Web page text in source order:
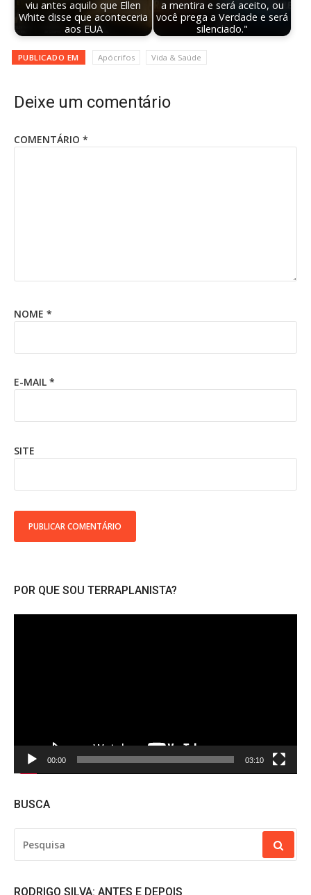
viu antes aquilo que Ellen
White disse que aconteceria
aos EUA
a mentira e será aceito, ou
você prega a Verdade e será
silenciado."
PUBLICADO EM Apócrifos Vida & Saúde
Deixe um comentário
COMENTÁRIO *
NOME *
E-MAIL *
SITE
POR QUE SOU TERRAPLANISTA?
00:00 03:10
BUSCA
POR:
RODRIGO SILVA: ANTES E DEPOIS